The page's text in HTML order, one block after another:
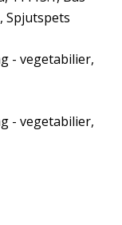
Spjutspets
- vegetabilier,
- vegetabilier,